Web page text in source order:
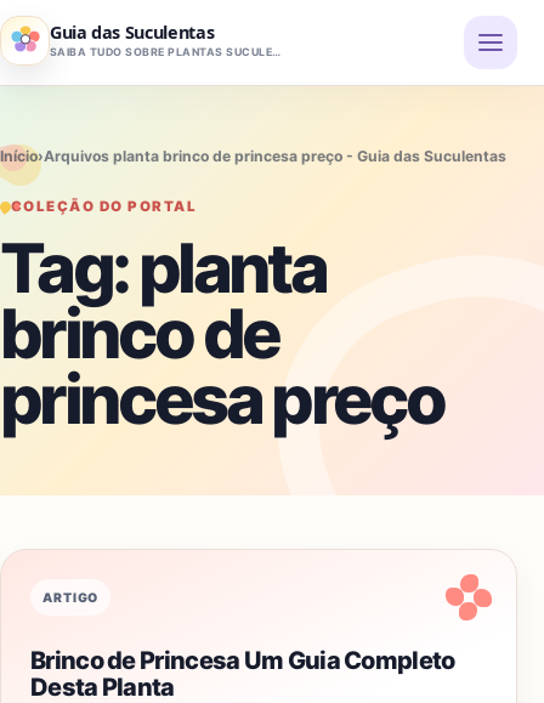
Pular para o conteúdo
Guia das Suculentas
SAIBA TUDO SOBRE PLANTAS SUCULENTAS
Início›Arquivos planta brinco de princesa preço - Guia das Suculentas
COLEÇÃO DO PORTAL
Tag:planta
brinco de
princesa preço
ARTIGO
Brinco de Princesa Um Guia Completo
Desta Planta